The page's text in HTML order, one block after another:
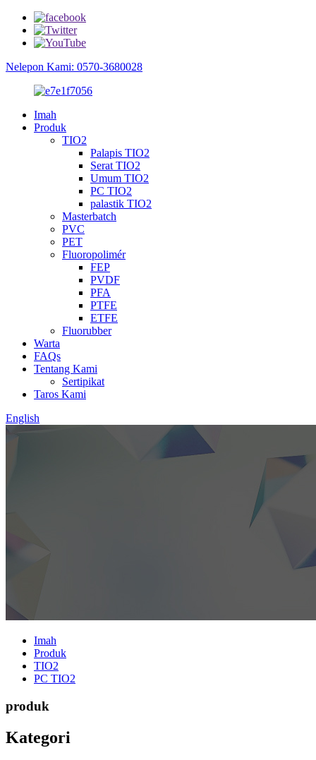
Nelepon Kami: 0570-3680028
Imah
Produk
TIO2
Palapis TIO2
Serat TIO2
Umum TIO2
PC TIO2
palastik TIO2
Masterbatch
PVC
PET
Fluoropolimér
FEP
PVDF
PFA
PTFE
ETFE
Fluorubber
Warta
FAQs
Tentang Kami
Sertipikat
Taros Kami
English
Imah
Produk
TIO2
PC TIO2
produk
Kategori